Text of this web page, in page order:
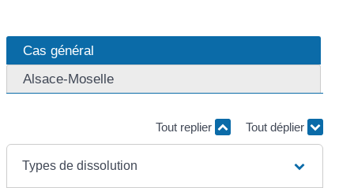
Cas général
Alsace-Moselle
Tout replier Tout déplier
Types de dissolution